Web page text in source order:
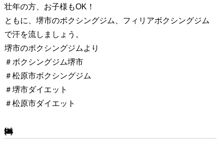
壮年の方、お子様もOK！
ともに、堺市のボクシングジム、フィリアボクシングジム
で汗を流しましょう。
堺市のボクシングジムより
＃ボクシングジム堺市
＃松原市ボクシングジム
＃堺市ダイエット
＃松原市ダイエット
[ssba-buttons]